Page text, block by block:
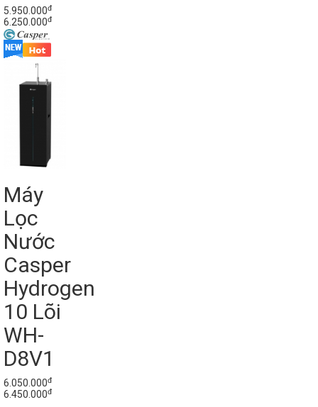
5.950.000đ
6.250.000đ
Máy
Lọc
Nước
Casper
Hydrogen
10 Lõi
WH-
D8V1
6.050.000đ
6.450.000đ